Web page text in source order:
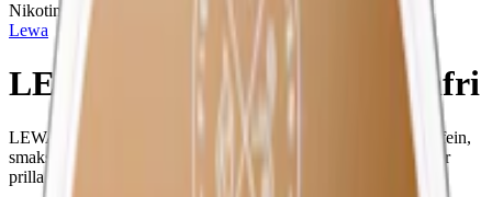
Nikotinfri
Lewa
LEWA Apple Spruce Nikotinfri
LEWA Apple Spruce Nikotinfri är ett nikotinfritt snus med koffein,
smaksatt med äpplen och granbarr. Innehåller 50 mg koffein per
prilla.